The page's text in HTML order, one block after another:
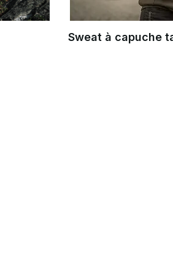
Sweat à capuche